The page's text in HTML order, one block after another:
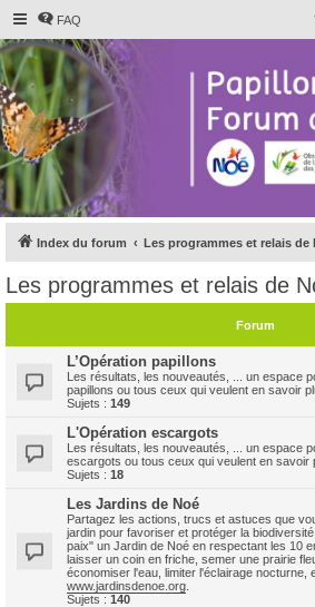
FAQ
Index du forum Les programmes et relais de
Les programmes et relais de
Forum
L’Opération papillons
Les résultats, les nouveautés, ... un espace
papillons ou tous ceux qui veulent en savoir
Sujets : 149
L'Opération escargots
Les résultats, les nouveautés, ... un espace
escargots ou tous ceux qui veulent en savoir
Sujets : 18
Les Jardins de Noé
Partagez les actions, trucs et astuces que
jardin pour favoriser et protéger la
paix" un Jardin de Noé en respectant les 10
laisser un coin en friche, semer une prairie
économiser l'eau, limiter l'éclairage nocturne,
www.jardinsdenoe.org
Sujets : 140